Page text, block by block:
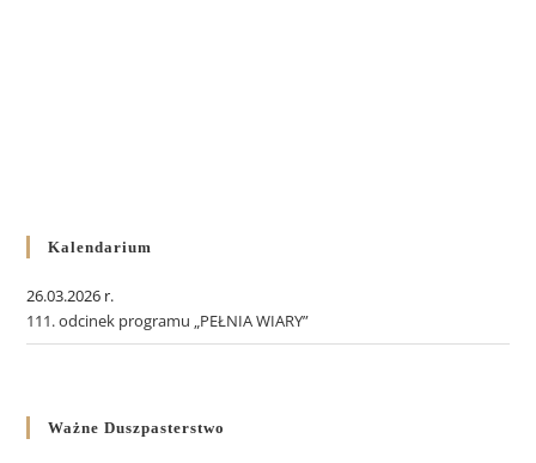
Kalendarium
26.03.2026 r.
111. odcinek programu „PEŁNIA WIARY”
Ważne Duszpasterstwo